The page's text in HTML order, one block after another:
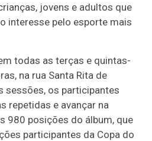
jovens e adultos que
interesse pelo esporte mais
todas as terças e quintas-
na rua Santa Rita de
sessões, os participantes
repetidas e avançar na
980 posições do álbum, que
participantes da Copa do